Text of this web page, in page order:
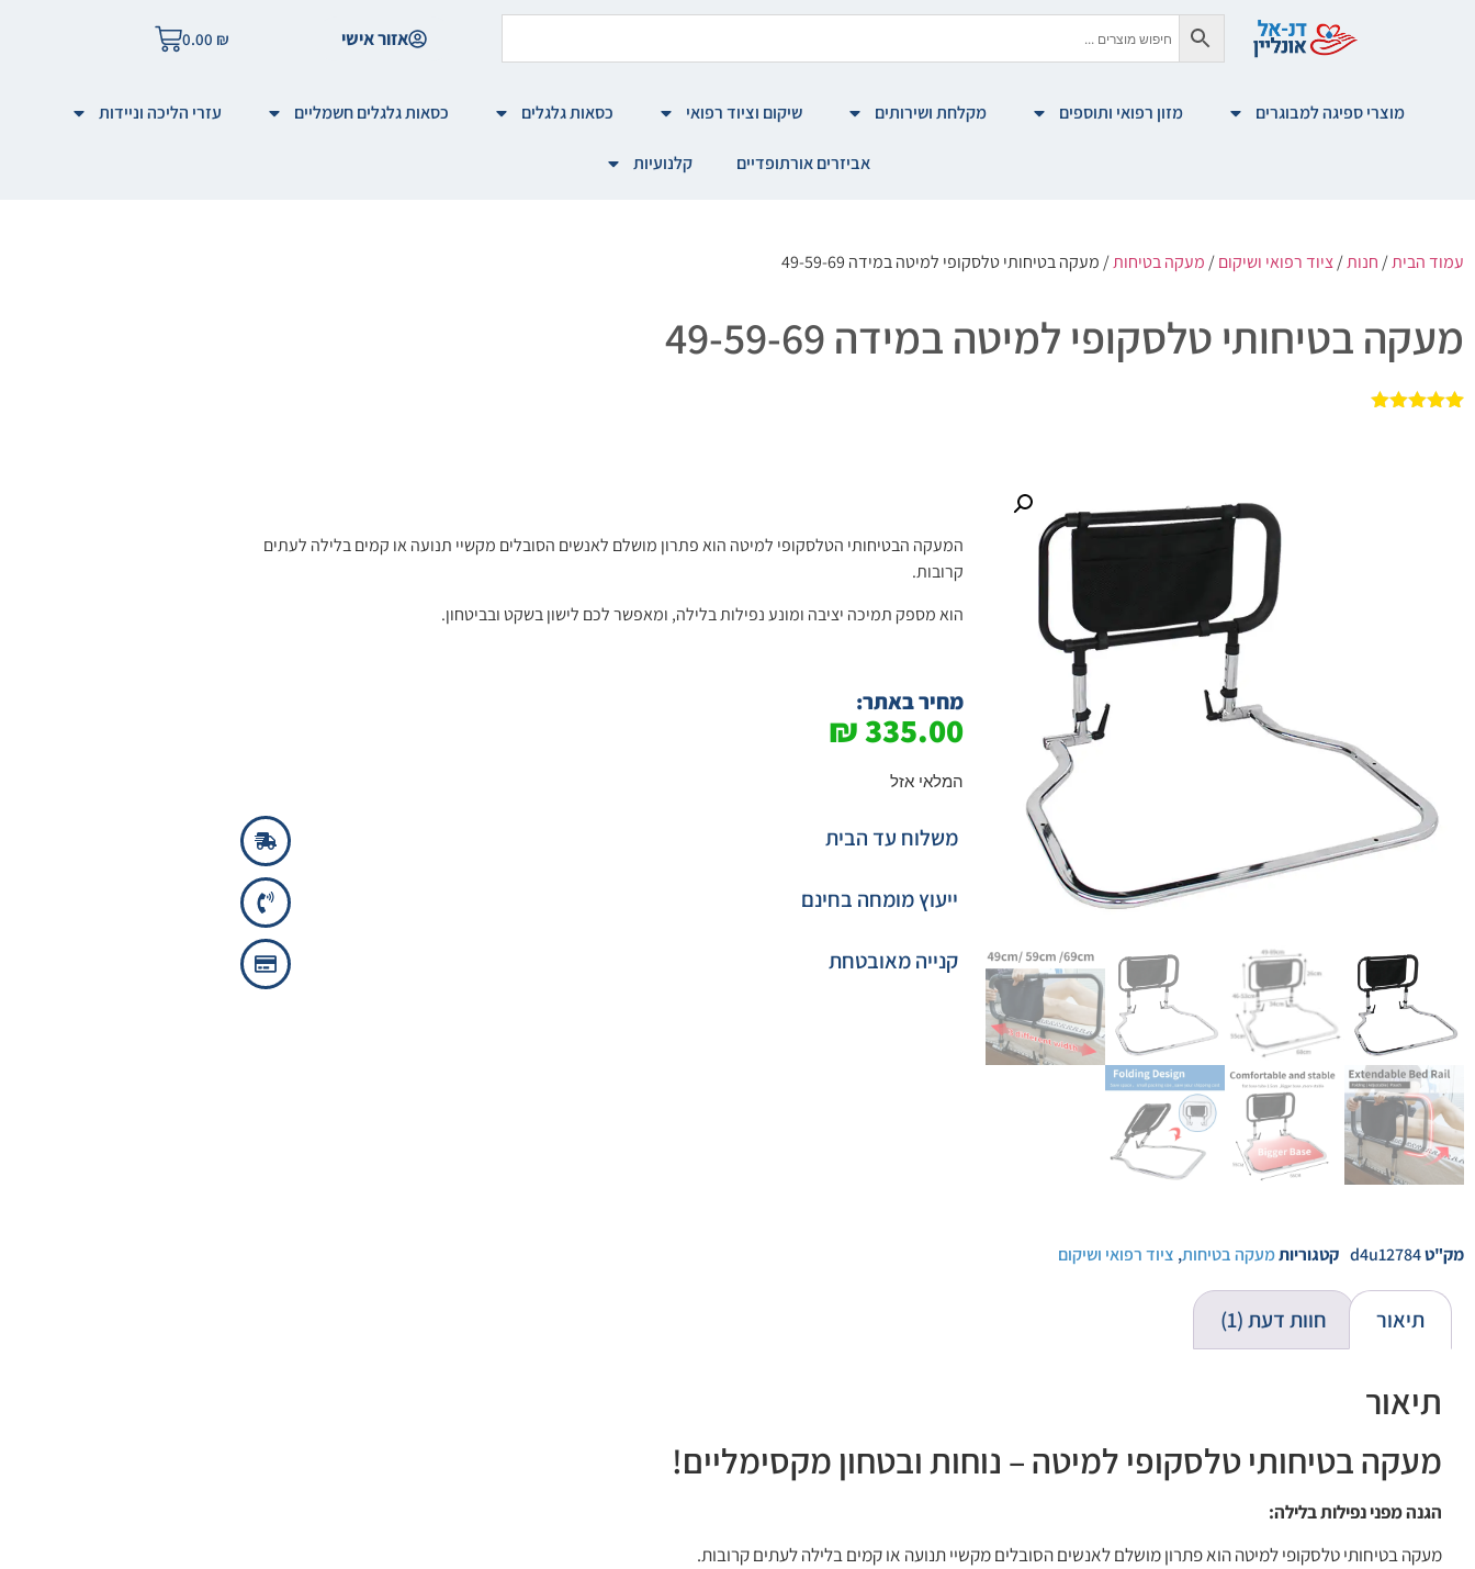
אזור אישי 0.00 ₪
מוצרי ספיגה למבוגרים מזון רפואי ותוספים מקלחת ושירותים שיקום וציוד רפואי כסאות גלגלים כסאות גלגלים חשמליים עזרי הליכה וניידות
אביזרים אורתופדיים קלנועיות
עמוד הבית/ חנות/ציוד רפואי ושיקום/ מעקה בטיחות/ מעקה בטיחותי טלסקופי למיטה במידה 49-59-69
מעקה בטיחותי טלסקופי למיטה במידה 49-59-69
מק"טd4u12784 קטגוריותמעקה בטיחות, ציוד רפואי ושיקום
המעקה הבטיחותי הטלסקופי למיטה הוא פתרון מושלם לאנשים הסובלים מקשיי תנועה או קמים בלילה לעתים
קרובות.
הוא מספק תמיכה יציבה ומונע נפילות בלילה, ומאפשר לכם לישון בשקט ובביטחון.
מחיר באתר:
335.00
₪
המלאי אזל
משלוח עד הבית
ייעוץ מומחה בחינם
קנייה מאובטחת
תיאור חוות דעת (1)
תיאור
מעקה בטיחותי טלסקופי למיטה – נוחות ובטחון מקסימליים!
הגנה מפני נפילות בלילה:
מעקה בטיחותי טלסקופי למיטה הוא פתרון מושלם לאנשים הסובלים מקשיי תנועה או קמים בלילה לעתים קרובות.